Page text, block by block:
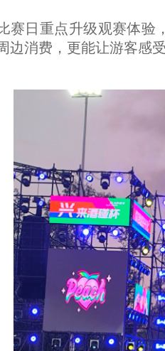
赛日重点升级观赛体
边消费，更能让游客感